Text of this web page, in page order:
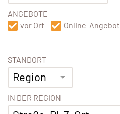
ANGEBOTE
vor Ort
Online-Angebot
STANDORT
Region
IN DER REGION